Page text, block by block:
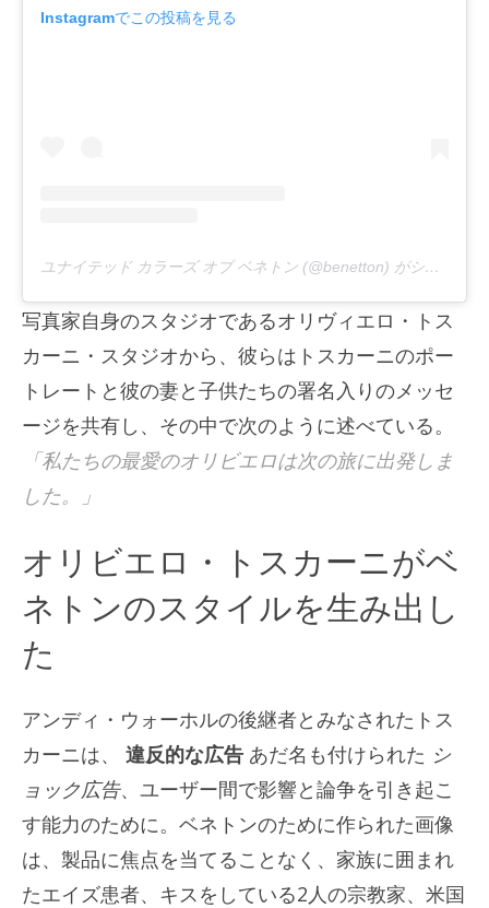
Instagramでこの投稿を見る
ユナイテッド カラーズ オブ ベネトン (@benetton) がシェアした投稿
写真家自身のスタジオであるオリヴィエロ・トス
カーニ・スタジオから、彼らはトスカーニのポー
トレートと彼の妻と子供たちの署名入りのメッセ
ージを共有し、その中で次のように述べている。
「私たちの最愛のオリビエロは次の旅に出発しま
した。」
オリビエロ・トスカーニがベ
ネトンのスタイルを生み出し
た
アンディ・ウォーホルの後継者とみなされたトス
カーニは、 違反的な広告 あだ名も付けられた シ
ョック広告、ユーザー間で影響と論争を引き起こ
す能力のために。ベネトンのために作られた画像
は、製品に焦点を当てることなく、家族に囲まれ
たエイズ患者、キスをしている2人の宗教家、米国